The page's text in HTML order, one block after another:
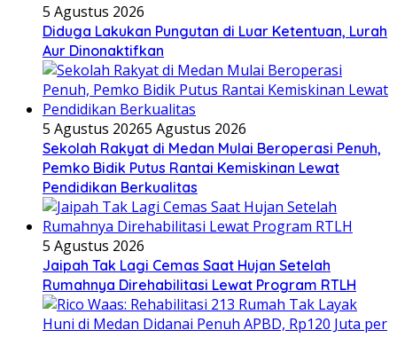
5 Agustus 2026
Diduga Lakukan Pungutan di Luar Ketentuan, Lurah
Aur Dinonaktifkan
5 Agustus 20265 Agustus 2026
Sekolah Rakyat di Medan Mulai Beroperasi Penuh,
Pemko Bidik Putus Rantai Kemiskinan Lewat
Pendidikan Berkualitas
5 Agustus 2026
Jaipah Tak Lagi Cemas Saat Hujan Setelah
Rumahnya Direhabilitasi Lewat Program RTLH